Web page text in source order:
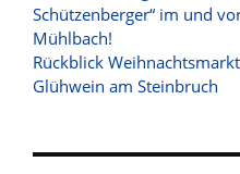
Schützenberger“ im und
Mühlbach!
Rückblick
Glühwein am Steinbruch